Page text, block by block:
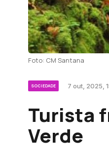
Foto: CM Santana
SOCIEDADE 7 out, 2025,
Turista
Verde